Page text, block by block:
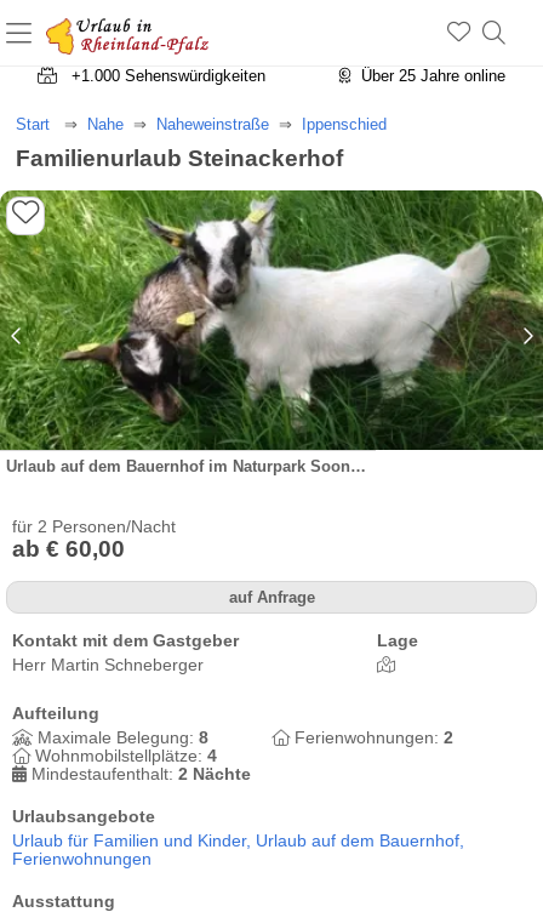
+1.500 Unterkünfte in Rheinland-Pfalz
+1.000 Sehenswürdigkeiten
Über 25 Jahre online
Start Nahe Naheweinstraße Ippenschied
Familienurlaub Steinackerhof
Urlaub auf dem Bauernhof im Naturpark Soonwald-Nahe & Ferienwohnungen
für 2 Personen/Nacht
ab € 60,00
auf Anfrage
Kontakt mit dem Gastgeber
Herr Martin Schneberger
Lage
Aufteilung
Maximale Belegung: 8 Ferienwohnungen: 2
Wohnmobilstellplätze: 4
Mindestaufenthalt: 2 Nächte
Urlaubsangebote
Urlaub für Familien und Kinder, Urlaub auf dem Bauernhof,
Ferienwohnungen
Ausstattung